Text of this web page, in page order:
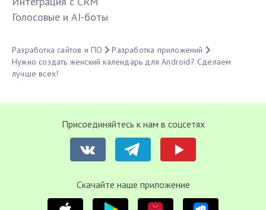
Голосовые и AI-боты
Разработка сайтов и ПО
Разработка приложений
Нужно создать женский календарь для Android? Сделаем
лучше всех!
Присоединяйтесь к нам в соцсетях
Cкачайте наше приложение